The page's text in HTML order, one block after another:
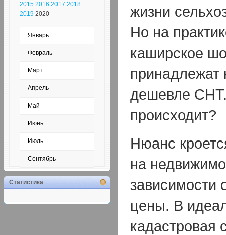
жизни
Но на
каширское
дешевле
происходит?
Нюанс
на
зависимости
цены. В
кадастровая
2015 2016 2017 2018
2019 2020
Январь
Февраль
Март
Апрель
Май
Июнь
Июль
Сентябрь
Статистика